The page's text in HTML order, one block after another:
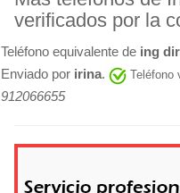
verificados por la
Teléfono equivalente de ing
Enviado por irina. Teléfono
912066655